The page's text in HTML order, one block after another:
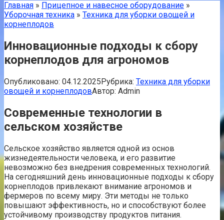
Главная » Прицепное и навесное оборудование »
Уборочная техника » Техника для уборки овощей и
корнеплодов
Инновационные подходы к сбору
корнеплодов для агрономов
Опубликовано: 04.12.2025Рубрика: Техника для уборки
овощей и корнеплодовАвтор: Admin
Современные технологии в
сельском хозяйстве
Сельское хозяйство является одной из основ
жизнедеятельности человека, и его развитие
невозможно без внедрения современных технологий.
На сегодняшний день инновационные подходы к сбору
корнеплодов привлекают внимание агрономов и
фермеров по всему миру. Эти методы не только
повышают эффективность, но и способствуют более
устойчивому производству продуктов питания.